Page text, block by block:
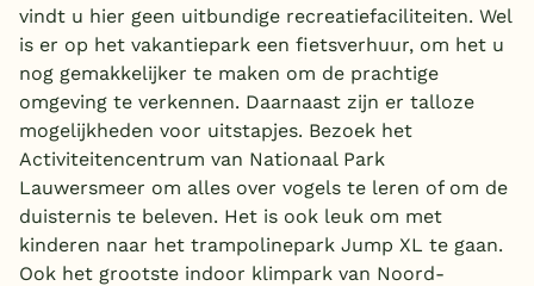
vindt u hier geen uitbundige recreatiefaciliteiten. Wel
is er op het vakantiepark een fietsverhuur, om het u
nog gemakkelijker te maken om de prachtige
omgeving te verkennen. Daarnaast zijn er talloze
mogelijkheden voor uitstapjes. Bezoek het
Activiteitencentrum van Nationaal Park
Lauwersmeer om alles over vogels te leren of om de
duisternis te beleven. Het is ook leuk om met
kinderen naar het trampolinepark Jump XL te gaan.
Ook het grootste indoor klimpark van Noord-